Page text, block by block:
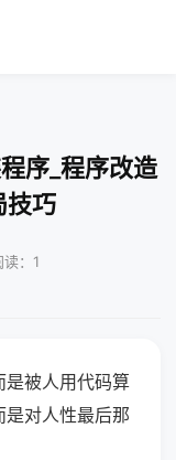
序_程序改造
技巧
：1
是被人用代码算
对人性最后那